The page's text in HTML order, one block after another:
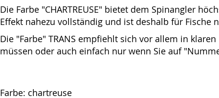
Die Farbe "CHARTREUSE" bietet dem Spinangler
Effekt nahezu vollständig und ist deshalb für Fische
Die "Farbe" TRANS empfiehlt sich vor allem in
müssen oder auch einfach nur wenn Sie auf
Farbe: chartreuse